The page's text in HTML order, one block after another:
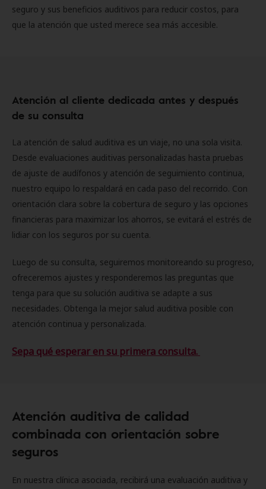
seguro y sus beneficios auditivos para reducir costos, para
que la atención que usted merece sea más accesible.
Atención al cliente dedicada antes y después
de su consulta
La atención de salud auditiva es un viaje, no una sola visita.
Desde evaluaciones auditivas personalizadas hasta pruebas
de ajuste de audífonos y atención de seguimiento continua,
nuestro equipo lo respaldará en cada paso del recorrido. Con
orientación clara sobre la cobertura de seguro y las opciones
financieras para maximizar los ahorros, se evitará el estrés de
lidiar con los seguros por su cuenta.
Luego de su consulta, seguiremos monitoreando su progreso,
ofreceremos ajustes y responderemos las preguntas que
tenga para que su solución auditiva se adapte a sus
necesidades. Obtenga la mejor salud auditiva posible con
atención continua y personalizada.
Sepa qué esperar en su primera consulta.
Atención auditiva de calidad
combinada con orientación sobre
seguros
En nuestra clínica asociada, recibirá una evaluación auditiva y